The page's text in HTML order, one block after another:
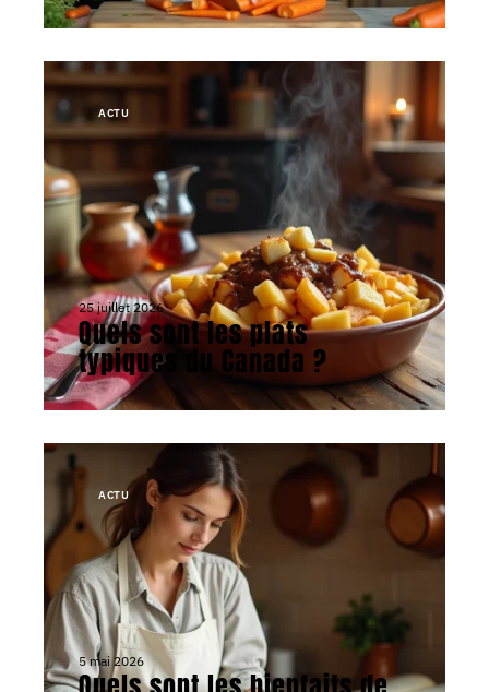
ACTU
25 juillet 2026
Quels sont les plats
typiques du Canada ?
ACTU
5 mai 2026